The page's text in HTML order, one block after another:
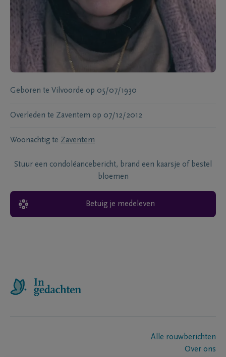
Geboren te Vilvoorde op 05/07/1930
Overleden te Zaventem op 07/12/2012
Woonachtig te Zaventem
Stuur een condoléancebericht, brand een kaarsje of bestel
bloemen
Betuig je medeleven
Alle rouwberichten
Over ons